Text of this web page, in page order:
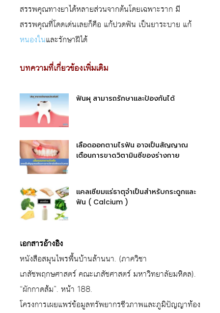
สรรพคุณทางยาได้หลายส่วนจากต้นโดยเฉพาะราก มี
สรรพคุณที่โดดเด่นเลยก็คือ แก้ปวดฟัน เป็นยาระบาย แก้
หนองในและรักษาฝีได้
บทความที่เกี่ยวข้องเพิ่มเติม
ฟันผุ สามารถรักษาและป้องกันได้
เลือดออกตามไรฟัน อาจเป็นสัญญาณ
เตือนการขาดวิตามินซีของร่างกาย
แคลเซียมแร่ธาตุจำเป็นสำหรับกระดูกและ
ฟัน ( Calcium )
เอกสารอ้างอิง
หนังสือสมุนไพรพื้นบ้านล้านนา. (ภาควิชา
เภสัชพฤกษศาสตร์ คณะเภสัชศาสตร์ มหาวิทยาลัยมหิดล).
“ผักกาดส้ม”. หน้า 188.
โครงการเผยแพร่ข้อมูลทรัพยากรชีวภาพและภูมิปัญญาท้อง